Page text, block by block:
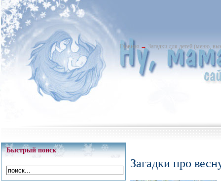
Главная → Загадки для детей (меню,
Быстрый поиск
Загадки про